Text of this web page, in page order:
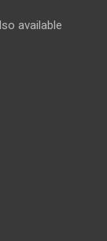
available